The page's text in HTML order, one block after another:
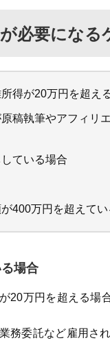
必要になる
得が20万円を超え
稿執筆やアフィリ
ている場合
400万円を超えてい
場合
20万円を超える場
務委託など雇用さ